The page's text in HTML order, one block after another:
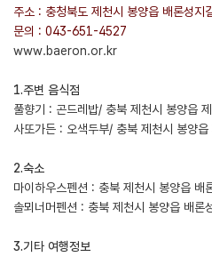
주소 : 충청북도 제천시 봉양읍 배론성지
문의 : 043-651-4527
www.baeron.or.kr
1.주변 음식점
풀향기 : 곤드레밥/ 충북 제천시 봉양
사또가든 : 오색두부/ 충북 제천시 봉
2.숙소
마이하우스펜션 : 충북 제천시 봉양읍
솔뫼너머펜션 : 충북 제천시 봉양읍 배
3.기타 여행정보